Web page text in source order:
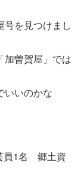
号を見つけまし
加曽賀屋」では
いいのかな
員1名 郷土資